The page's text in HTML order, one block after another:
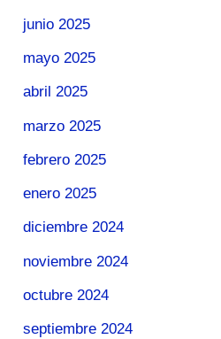
junio 2025
mayo 2025
abril 2025
marzo 2025
febrero 2025
enero 2025
diciembre 2024
noviembre 2024
octubre 2024
septiembre 2024